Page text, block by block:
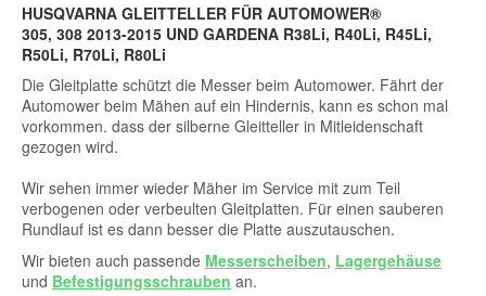
HUSQVARNA GLEITTELLER FÜR AUTOMOWER®
305, 308 2013-2015 UND GARDENA R38Li, R40Li, R45Li,
R50Li, R70Li, R80Li
Die Gleitplatte schützt die Messer beim Automower. Fährt der
Automower beim Mähen auf ein Hindernis, kann es schon mal
vorkommen. dass der silberne Gleitteller in Mitleidenschaft
gezogen wird.
Wir sehen immer wieder Mäher im Service mit zum Teil
verbogenen oder verbeulten Gleitplatten. Für einen sauberen
Rundlauf ist es dann besser die Platte auszutauschen.
Wir bieten auch passende Messerscheiben, Lagergehäuse
und Befestigungsschrauben an.